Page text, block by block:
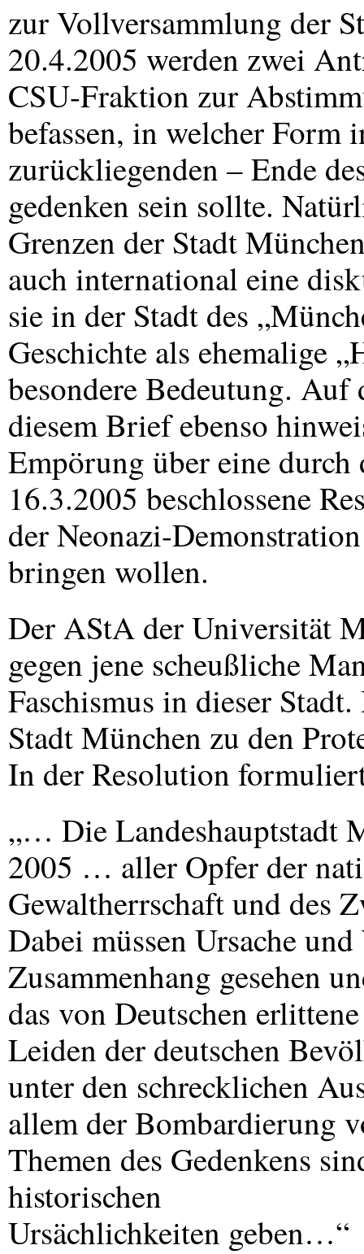
zur Vollversammlung der
20.4.2005 werden zwei
CSU-Fraktion zur
befassen, in welcher Form
zurückliegenden – Ende
gedenken sein sollte.
Grenzen der Stadt
auch international eine
sie in der Stadt des
Geschichte als ehemalige
besondere Bedeutung.
diesem Brief ebenso
Empörung über eine
16.3.2005 beschlossene
der Neonazi-
bringen wollen.
Der AStA der Universität
gegen jene scheußliche
Faschismus in dieser
Stadt München zu den
In der Resolution
„… Die Landeshauptstadt
2005 … aller Opfer der
Gewaltherrschaft und des
Dabei müssen Ursache
Zusammenhang gesehen
das von Deutschen
Leiden der deutschen
unter den schrecklichen
allem der Bombardierung
Themen des Gedenkens
historischen
Ursächlichkeiten geben…“